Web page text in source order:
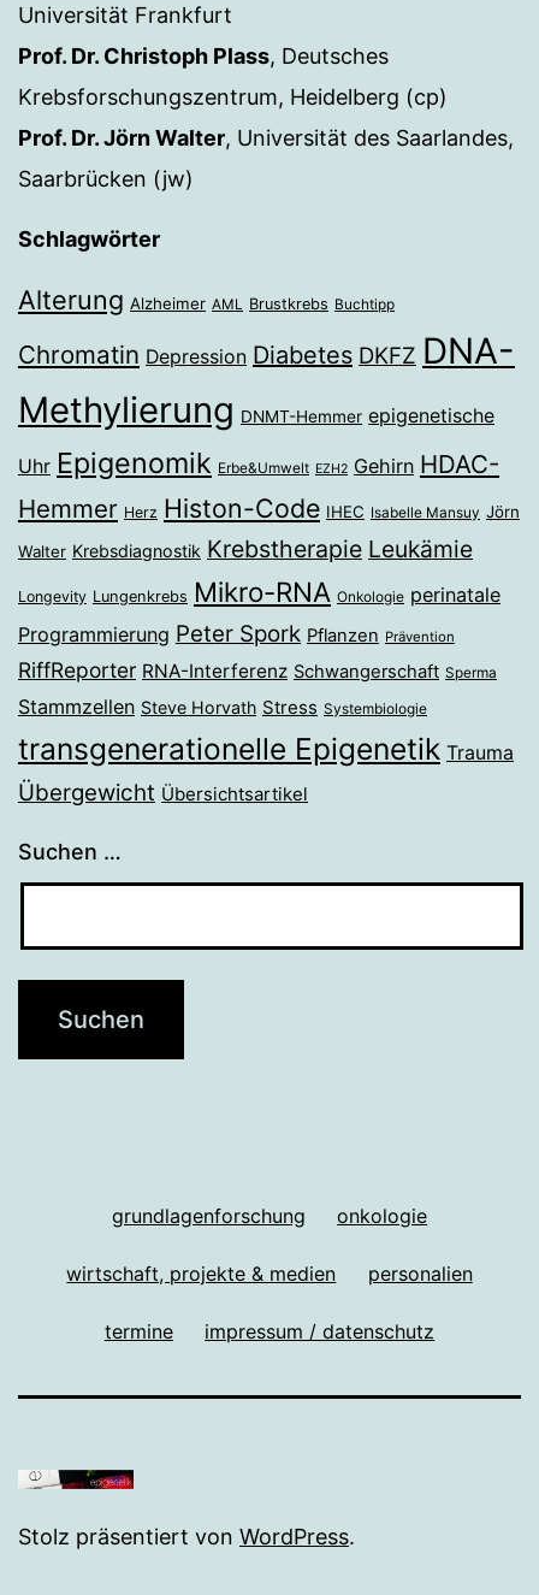
Universität Frankfurt
Prof. Dr. Christoph Plass, Deutsches
Krebsforschungszentrum, Heidelberg (cp)
Prof. Dr. Jörn Walter, Universität des Saarlandes,
Saarbrücken (jw)
Schlagwörter
Alterung Alzheimer AML Brustkrebs Buchtipp
Chromatin Depression Diabetes DKFZ DNA-
Methylierung DNMT-Hemmer epigenetische
Uhr Epigenomik Erbe&Umwelt EZH2 Gehirn HDAC-
Hemmer Herz Histon-Code IHEC Isabelle Mansuy Jörn
Walter Krebsdiagnostik Krebstherapie Leukämie
Longevity Lungenkrebs Mikro-RNA Onkologie perinatale
Programmierung Peter Spork Pflanzen Prävention
RiffReporter RNA-Interferenz Schwangerschaft Sperma
Stammzellen Steve Horvath Stress Systembiologie
transgenerationelle Epigenetik Trauma
Übergewicht Übersichtsartikel
Suchen …
grundlagenforschung onkologie
wirtschaft, projekte & medien personalien
termine impressum / datenschutz
Stolz präsentiert von WordPress.